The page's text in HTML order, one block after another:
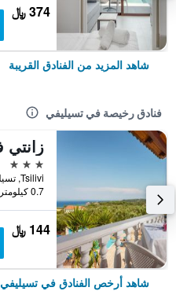
374 ﷼
شاهد المزيد من الفنادق القريبة
فنادق رخيصة في تسيليفي
3 نجوم
Tsilivi, تسيليفي, اليونان
0.7 كيلومتر عن وسط المدينة
144 ﷼
شاهد أرخص الفنادق في تسيليفي